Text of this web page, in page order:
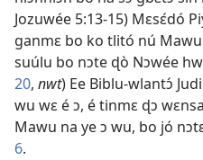
Jozuwée 5:13-15) Mɛsɛ́dó
ganmɛ bo ko tlitó nú
suúlu bo nɔte ɖò Nɔwée
20, nwt) Ee Biblu-wlantɔ́
wu wɛ é ɔ, é tinmɛ ɖɔ
Mawu na ye ɔ wu, bo jó
6.